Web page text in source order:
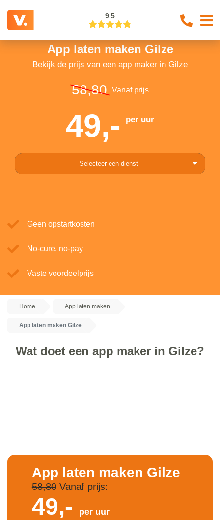
9.5
App laten maken Gilze
Bekijk de prijs van een app maker in Gilze
58,80 Vanaf prijs
49,- per uur
Selecteer een dienst
Geen opstartkosten
No-cure, no-pay
Vaste voordeelprijs
Home App laten maken
App laten maken Gilze
Wat doet een app maker in Gilze?
App laten maken Gilze
58,80Vanaf prijs:
49,- per uur